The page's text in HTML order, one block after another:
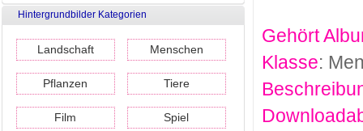
Hintergrundbilder Kategorien
Landschaft Menschen
Pflanzen Tiere
Film Spiel
Gehört
Klasse: